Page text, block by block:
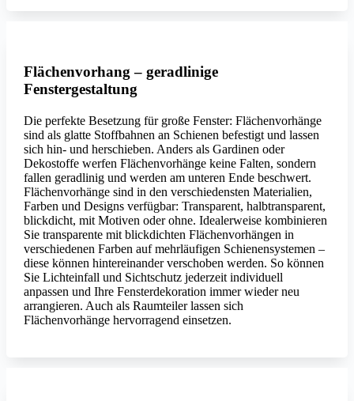
Flächenvorhang – geradlinige
Fenstergestaltung
Die perfekte Besetzung für große Fenster: Flächenvorhänge
sind als glatte Stoffbahnen an Schienen befestigt und lassen
sich hin- und herschieben. Anders als Gardinen oder
Dekostoffe werfen Flächenvorhänge keine Falten, sondern
fallen geradlinig und werden am unteren Ende beschwert.
Flächenvorhänge sind in den verschiedensten Materialien,
Farben und Designs verfügbar: Transparent, halbtransparent,
blickdicht, mit Motiven oder ohne. Idealerweise kombinieren
Sie transparente mit blickdichten Flächenvorhängen in
verschiedenen Farben auf mehrläufigen Schienensystemen –
diese können hintereinander verschoben werden. So können
Sie Lichteinfall und Sichtschutz jederzeit individuell
anpassen und Ihre Fensterdekoration immer wieder neu
arrangieren. Auch als Raumteiler lassen sich
Flächenvorhänge hervorragend einsetzen.